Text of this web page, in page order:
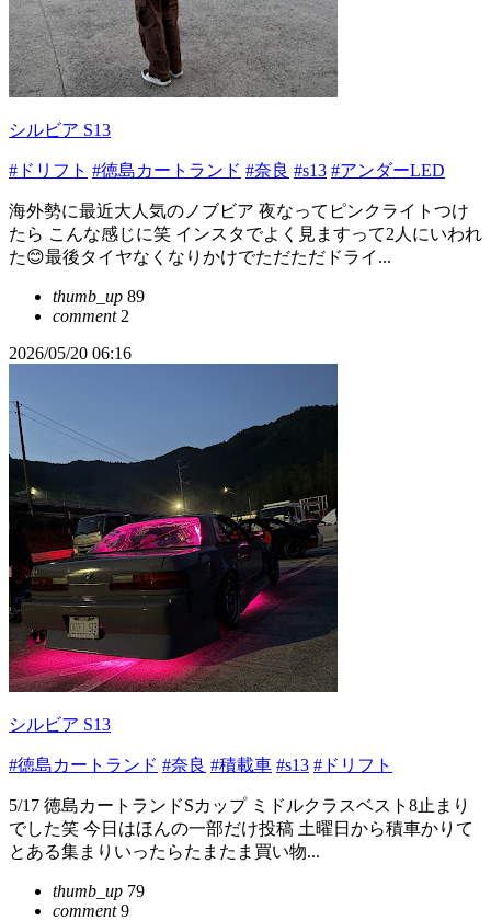
シルビア S13
#ドリフト #徳島カートランド #奈良 #s13 #アンダーLED
海外勢に最近大人気のノブビア 夜なってピンクライトつけ
たら こんな感じに笑 インスタでよく見ますって2人にいわれ
た😊最後タイヤなくなりかけでただただドライ...
thumb_up 89
comment2
2026/05/20 06:16
シルビア S13
#徳島カートランド #奈良 #積載車 #s13 #ドリフト
5/17 徳島カートランドSカップ ミドルクラスベスト8止まり
でした笑 今日はほんの一部だけ投稿 土曜日から積車かりて
とある集まりいったらたまたま買い物...
thumb_up 79
comment9